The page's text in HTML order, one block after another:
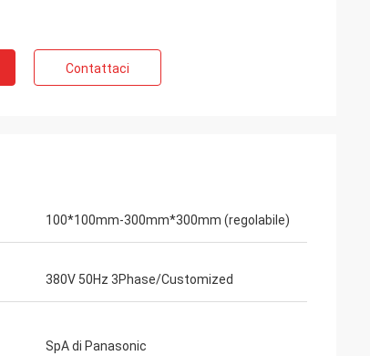
Contattaci
100*100mm-300mm*300mm (regolabile)
380V 50Hz 3Phase/Customized
SpA di Panasonic